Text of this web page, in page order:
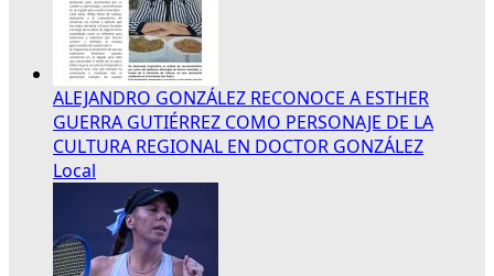
ALEJANDRO GONZÁLEZ RECONOCE A ESTHER
GUERRA GUTIÉRREZ COMO PERSONAJE DE LA
CULTURA REGIONAL EN DOCTOR GONZÁLEZ
Local